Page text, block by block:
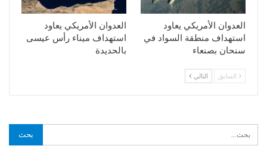
العدوان الأمريكي يعاود
استهداف منطقة السواد في
سنحان بصنعاء
العدوان الأمريكي يعاود
استهداف ميناء رأس عيسى
بالحديدة
السابق التالي